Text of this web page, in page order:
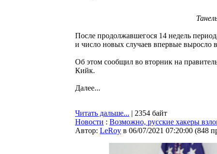
После продолжавшегося 14 недель
и число новых случаев впервые выросло
Об этом сообщил во вторник на
Кийк.
Далее...
Читать дальше... | 2354 байт
Новости : Возможно, русские хакеры
Автор: LeRoy в 06/07/2021 07:20:00 (848